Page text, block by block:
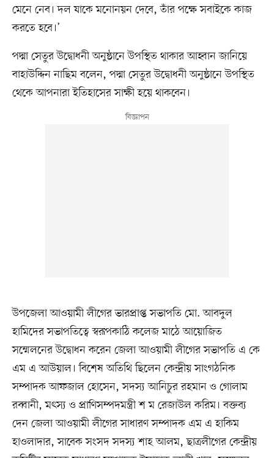
মেনে নেব। দল যাকে মনোনয়ন দেবে, তাঁর পক্ষে সবাইকে কাজ
করতে হবে।’
পদ্মা সেতুর উদ্বোধনী অনুষ্ঠানে উপস্থিত থাকার আহ্বান জানিয়ে
বাহাউদ্দিন নাছিম বলেন, পদ্মা সেতুর উদ্বোধনী অনুষ্ঠানে উপস্থিত
থেকে আপনারা ইতিহাসের সাক্ষী হয়ে থাকবেন।
উপজেলা আওয়ামী লীগের ভারপ্রাপ্ত সভাপতি মো. আবদুল
হামিদের সভাপতিত্বে স্বরূপকাঠি কলেজ মাঠে আয়োজিত
সম্মেলনের উদ্বোধন করেন জেলা আওয়ামী লীগের সভাপতি এ কে
এম এ আউয়াল। বিশেষ অতিথি ছিলেন কেন্দ্রীয় সাংগঠনিক
সম্পাদক আফজাল হোসেন, সদস্য আনিচুর রহমান ও গোলাম
রব্বানী, মৎস্য ও প্রাণিসম্পদমন্ত্রী শ ম রেজাউল করিম। বক্তব্য
দেন জেলা আওয়ামী লীগের সাধারণ সম্পাদক এম এ হাকিম
হাওলাদার, সাবেক সংসদ সদস্য শাহ আলম, ছাত্রলীগের কেন্দ্রীয়